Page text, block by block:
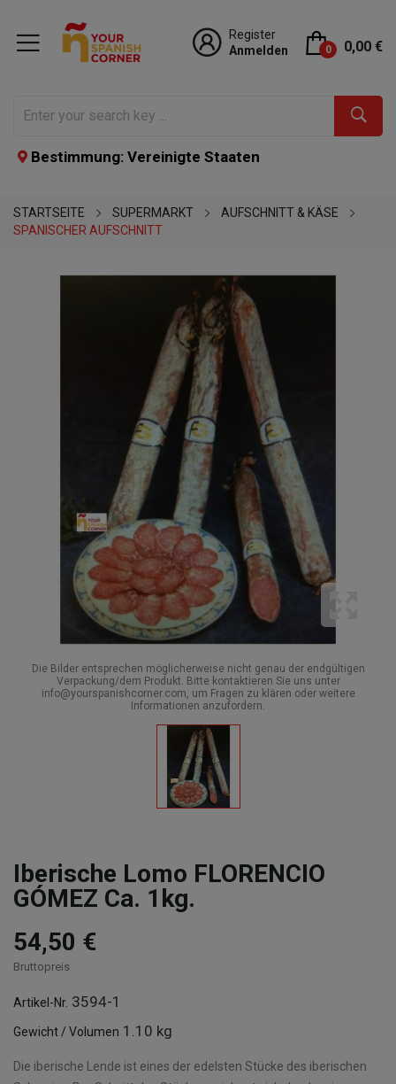
Register
Anmelden
0 0,00 €
Bestimmung: Vereinigte Staaten
STARTSEITE SUPERMARKT
AUFSCHNITT & KÄSE
SPANISCHER AUFSCHNITT
Die Bilder entsprechen möglicherweise nicht genau der endgültigen
Verpackung/dem Produkt. Bitte kontaktieren Sie uns unter
info@yourspanishcorner.com, um Fragen zu klären oder weitere
Informationen anzufordern.
Iberische Lomo FLORENCIO
GÓMEZ Ca. 1kg.
54,50 €
Bruttopreis
Artikel-Nr. 3594-1
Gewicht / Volumen 1.10 kg
Die iberische Lende ist eines der edelsten Stücke des iberischen